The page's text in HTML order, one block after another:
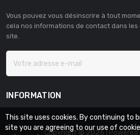
Vous pouvez vous désinscrire à tout
cela nos informations de contact dans
site.
INFORMATION
Copyright © 2026 |
This site uses cookies. By continuing to
site you are agreeing to our use of